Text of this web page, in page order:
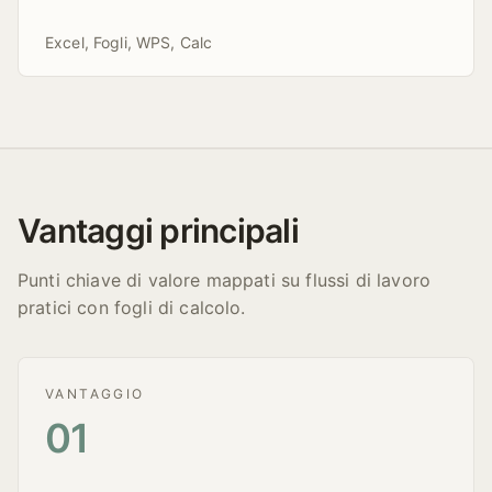
Excel, Fogli, WPS, Calc
Vantaggi principali
Punti chiave di valore mappati su flussi di lavoro
pratici con fogli di calcolo.
VANTAGGIO
01